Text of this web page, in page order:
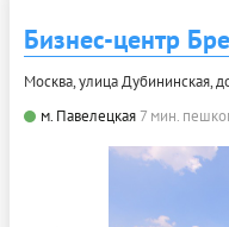
Бизнес-центр
Москва, улица Дубининская,
м. Павелецкая 7 мин.